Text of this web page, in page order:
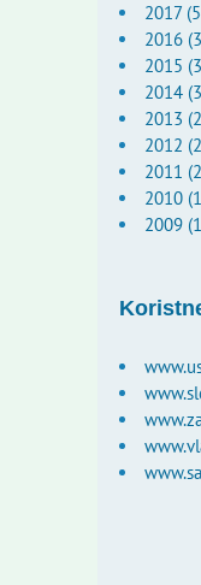
2017
2016
2015
2014
2013
2012
2011
2010
2009